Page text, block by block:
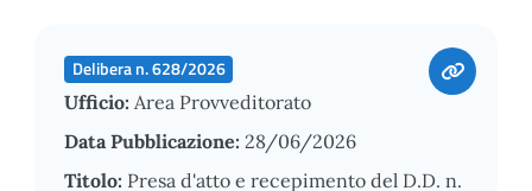
Delibera n. 628/2026
Ufficio: Area Provveditorato
Data Pubblicazione: 28/06/2026
Titolo: Presa d'atto e recepimento del D.D. n.